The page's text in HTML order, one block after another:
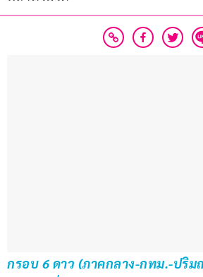
กรอบ 6 ดาว (ภาคกลาง-กทม.-ปริ